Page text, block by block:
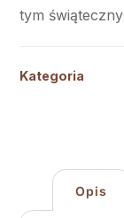
tym
Kategoria
Opis